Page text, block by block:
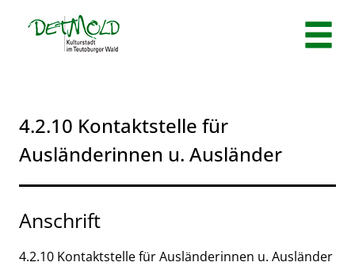
Zum Hauptinhalt springen
4.2.10 Kontaktstelle für
Ausländerinnen u. Ausländer
Anschrift
4.2.10 Kontaktstelle für Ausländerinnen u. Ausländer